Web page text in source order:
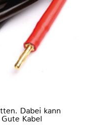
Dabei kann
Kabel